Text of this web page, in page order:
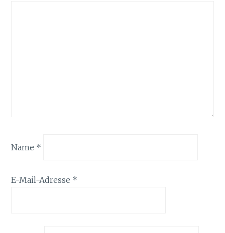
Name *
E-Mail-Adresse *